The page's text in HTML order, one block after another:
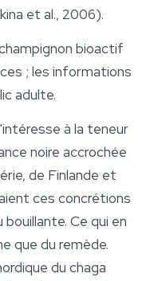
et al., 2006).
bioactif
; les informations
adulte.
à la teneur
noire accrochée
de Finlande et
ces concrétions
Ce qui en
que du remède.
du chaga